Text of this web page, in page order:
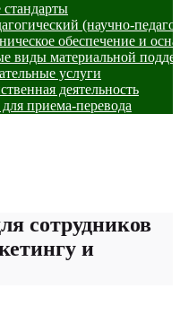
стандарты
(научно-
обеспечение и
виды материальной
услуги
деятельность
приема-перевода
сотрудников
и